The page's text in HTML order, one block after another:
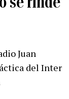
Juan
del Inter